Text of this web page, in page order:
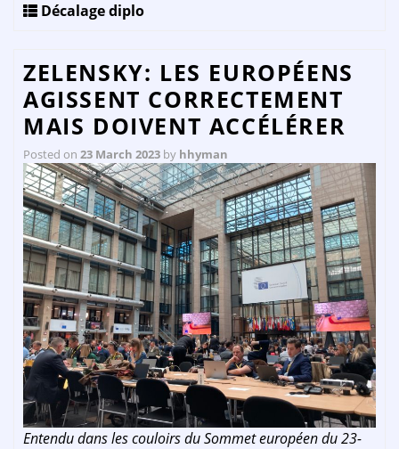
Décalage diplo
ZELENSKY: LES EUROPÉENS
AGISSENT CORRECTEMENT
MAIS DOIVENT ACCÉLÉRER
Posted on 23 March 2023 by hhyman
Entendu dans les couloirs du Sommet européen du 23-